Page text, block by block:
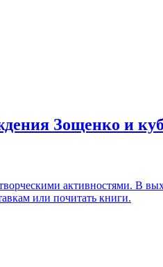
Зощенко и
активностями. В
или почитать книги.